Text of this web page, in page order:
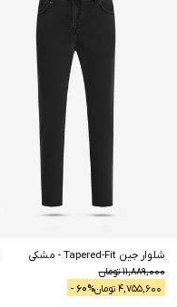
شلوار جین Tapered-Fit - مشکی
11,889,000تومان
4,755,600 تومان 60% -